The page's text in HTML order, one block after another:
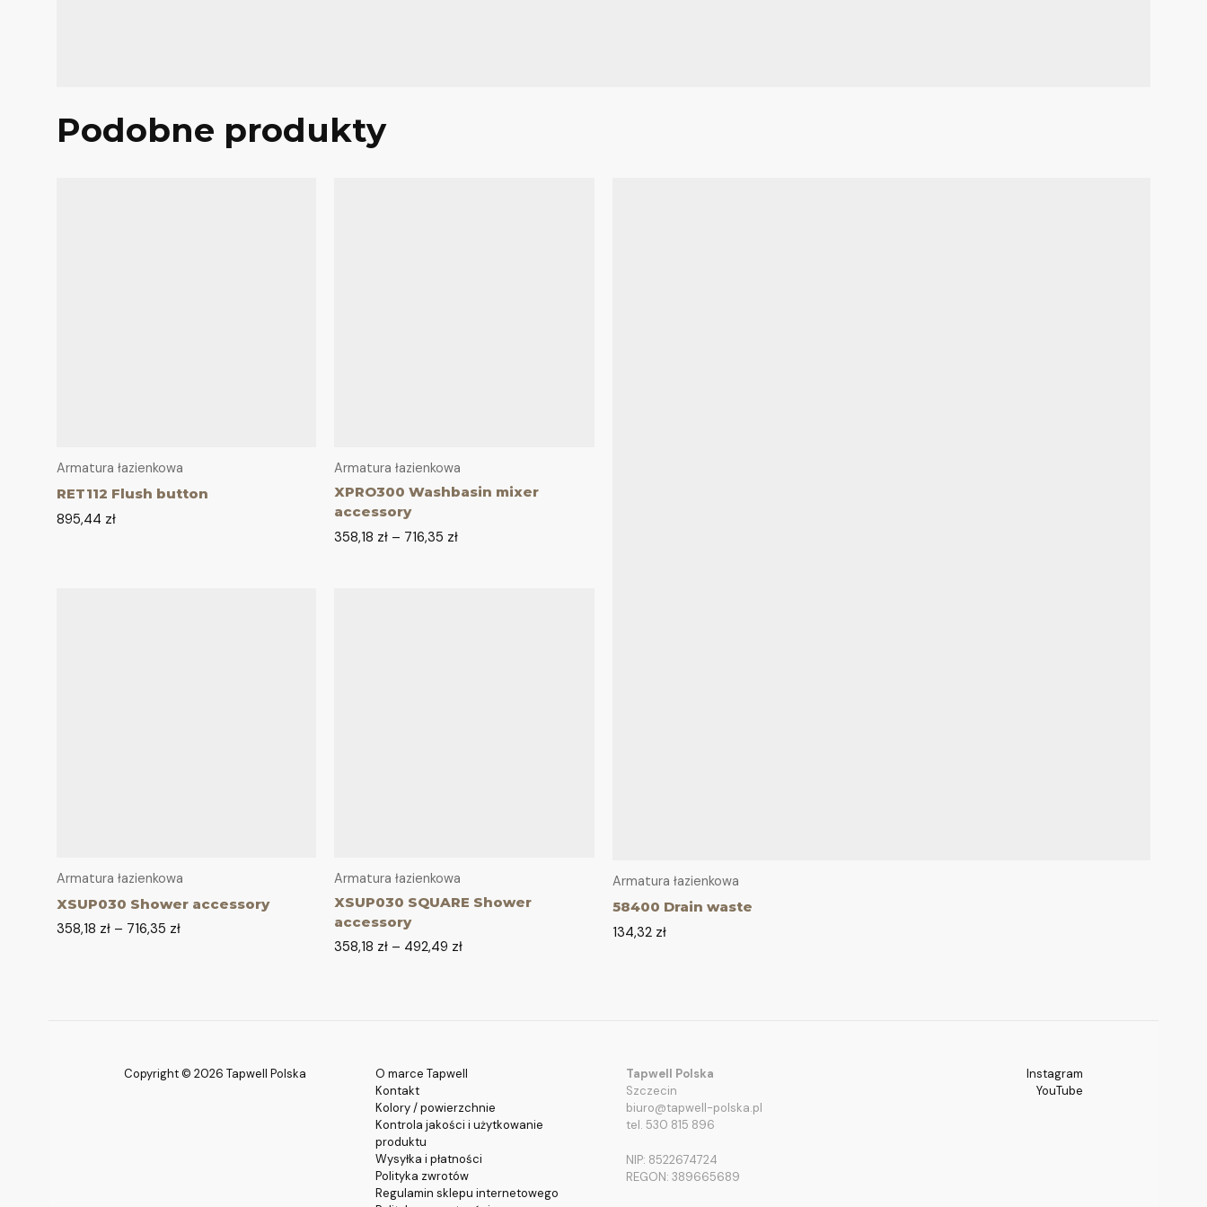
Podobne produkty
Armatura łazienkowa
RET112 Flush button
895,44 zł
Armatura łazienkowa
XPRO300 Washbasin mixer
accessory
358,18 zł – 716,35 zł
Armatura łazienkowa
58400 Drain waste
134,32 zł
Armatura łazienkowa
XSUP030 Shower accessory
358,18 zł– 716,35 zł
Armatura łazienkowa
XSUP030 SQUARE Shower
accessory
358,18 zł – 492,49 zł
Copyright © 2026 Tapwell Polska
O marce Tapwell
Kontakt
Kolory / powierzchnie
Kontrola jakości i użytkowanie
produktu
Wysyłka i płatności
Polityka zwrotów
Regulamin sklepu internetowego
Tapwell Polska
Szczecin
biuro@tapwell-polska.pl
tel. 530 815 896
NIP: 8522674724
REGON: 389665689
Instagram
YouTube